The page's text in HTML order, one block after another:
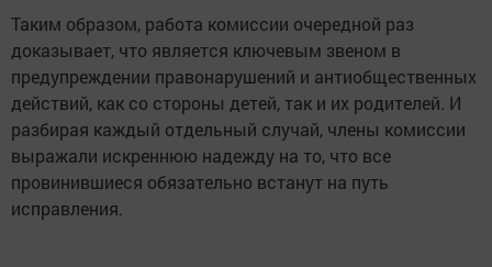
Таким образом, работа комиссии очередной раз
доказывает, что является ключевым звеном в
предупреждении правонарушений и антиобщественных
действий, как со стороны детей, так и их родителей. И
разбирая каждый отдельный случай, члены комиссии
выражали искреннюю надежду на то, что все
провинившиеся обязательно встанут на путь
исправления.